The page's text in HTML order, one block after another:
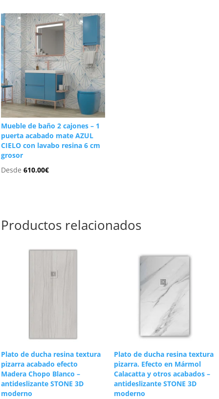
Mueble de baño 2 cajones – 1
puerta acabado mate AZUL
CIELO con lavabo resina 6 cm
grosor
Desde610.00€
Productos relacionados
Plato de ducha resina textura
pizarra acabado efecto
Madera Chopo Blanco –
antideslizante STONE 3D
moderno
Plato de ducha resina textura
pizarra. Efecto en Mármol
Calacatta y otros acabados –
antideslizante STONE 3D
moderno